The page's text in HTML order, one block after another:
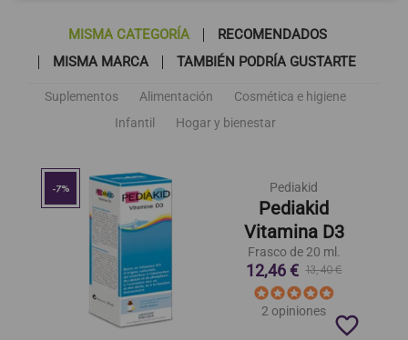
MISMA CATEGORÍA
RECOMENDADOS
MISMA MARCA
TAMBIÉN PODRÍA GUSTARTE
Suplementos Alimentación
Cosmética e higiene
Infantil
Hogar y bienestar
-7% Pediakid
Pediakid
Vitamina D3
Frasco de 20 ml.
12,46 € 13,40 €
2 opiniones
favorite_border